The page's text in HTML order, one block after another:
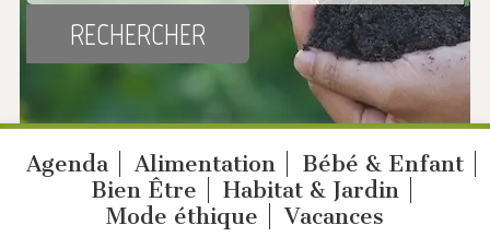
Agenda Alimentation
Bébé & Enfant
Bien Être
Habitat & Jardin
Mode éthique
Vacances